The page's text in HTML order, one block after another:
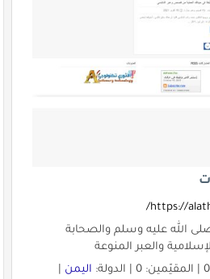
https://
الله عليه وسلم والصحابة
والعبر المنوعة
اليمن|